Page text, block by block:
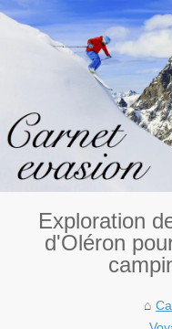
Exploration
d'Oléron